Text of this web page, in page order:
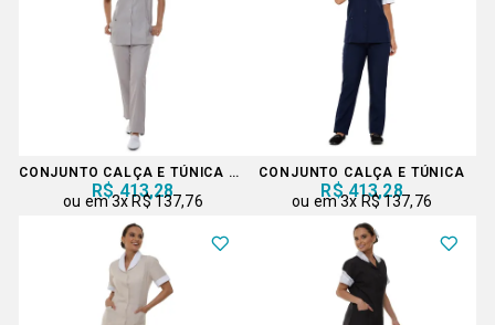
CONJUNTO CALÇA E TÚNICA COM DETALHES EM LESE
R$ 413,28
3x R$ 137,76
CONJUNTO CALÇA E TÚNICA
R$ 413,28
3x R$ 137,76